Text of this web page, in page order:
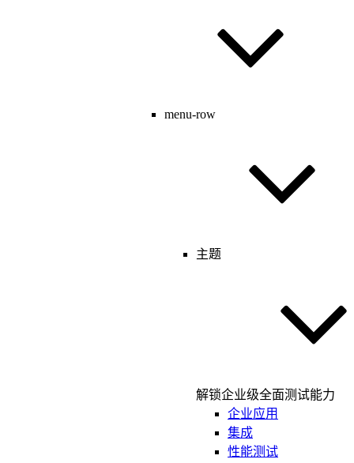
menu-row
主题
解锁企业级全面测试能力
企业应用
集成
性能测试